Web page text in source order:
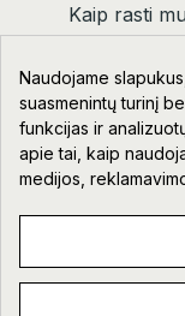
Kaip rasti
Naudojame
suasmenintų turinį
funkcijas ir
apie tai, kaip
medijos,